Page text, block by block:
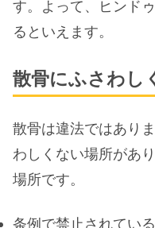
す。よって、ヒンド
るといえます。
散骨にふさわし
散骨は違法ではあり
わしくない場所があ
場所です。
条例で禁止されてい